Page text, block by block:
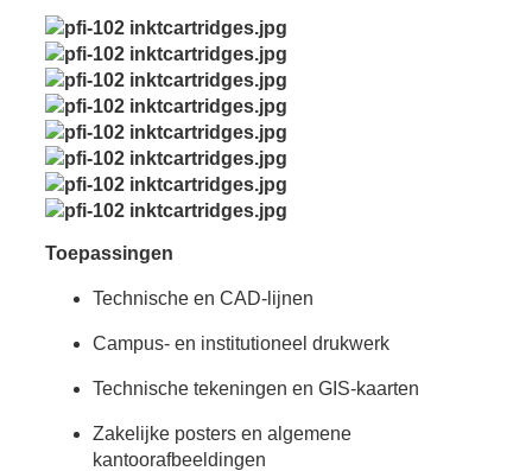
Toepassingen
Technische en CAD-lijnen
Campus- en institutioneel drukwerk
Technische tekeningen en GIS-kaarten
Zakelijke posters en algemene
kantoorafbeeldingen